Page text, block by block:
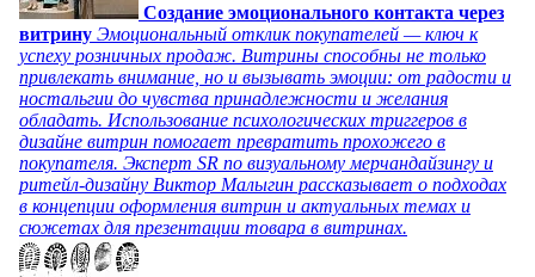
Создание эмоционального контакта через
витрину Эмоциональный отклик покупателей — ключ к
успеху розничных продаж. Витрины способны не только
привлекать внимание, но и вызывать эмоции: от радости и
ностальгии до чувства принадлежности и желания
обладать. Использование психологических триггеров в
дизайне витрин помогает превратить прохожего в
покупателя. Эксперт SR по визуальному мерчандайзингу и
ритейл-дизайну Виктор Малыгин рассказывает о подходах
в концепции оформления витрин и актуальных темах и
сюжетах для презентации товара в витринах.